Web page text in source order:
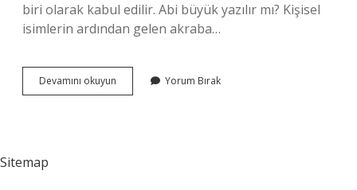
biri olarak kabul edilir. Abi büyük yazılır mı? Kişisel
isimlerin ardından gelen akraba…
Devamını okuyun
Nasıl
Yorum Bırak
Sitemap